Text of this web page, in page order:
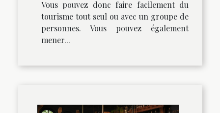
Vous pouvez donc faire facilement du
tourisme tout seul ou avec un groupe de
personnes. Vous pouvez également
mener...